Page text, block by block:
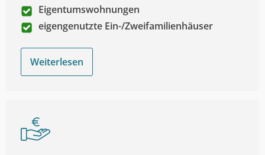
Eigentumswohnungen
eigengenutzte Ein-/Zweifamilienhäuser
Weiterlesen